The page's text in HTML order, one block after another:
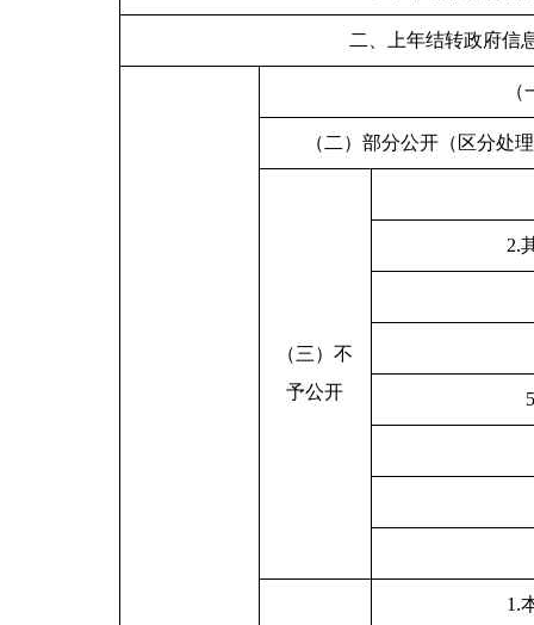
二、上年结转政府信
（二）部分公开（区分处
（三）不
予公开
2.
1.